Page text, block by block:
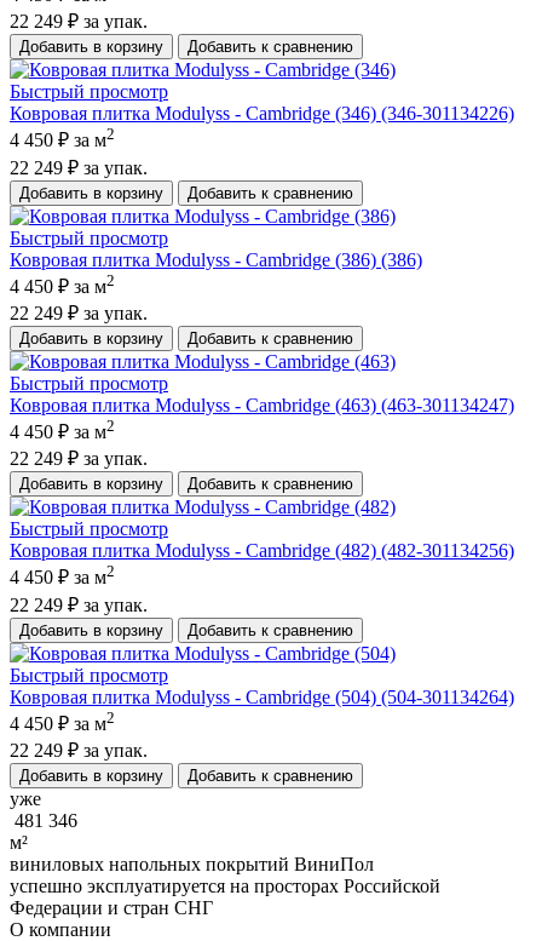
22 249 ₽ за упак.
Добавить в корзину Добавить к сравнению
Быстрый просмотр
Ковровая плитка Modulyss - Cambridge (346) (346-301134226)
4 450 ₽ за м2
22 249 ₽ за упак.
Добавить в корзину Добавить к сравнению
Быстрый просмотр
Ковровая плитка Modulyss - Cambridge (386) (386)
4 450 ₽ за м2
22 249 ₽ за упак.
Добавить в корзину Добавить к сравнению
Быстрый просмотр
Ковровая плитка Modulyss - Cambridge (463) (463-301134247)
4 450 ₽ за м2
22 249 ₽ за упак.
Добавить в корзину Добавить к сравнению
Быстрый просмотр
Ковровая плитка Modulyss - Cambridge (482) (482-301134256)
4 450 ₽ за м2
22 249 ₽ за упак.
Добавить в корзину Добавить к сравнению
Быстрый просмотр
Ковровая плитка Modulyss - Cambridge (504) (504-301134264)
4 450 ₽ за м2
22 249 ₽ за упак.
Добавить в корзину Добавить к сравнению
уже
481 346
м²
виниловых напольных покрытий ВиниПол
успешно эксплуатируется на просторах Российской
Федерации и стран СНГ
О компании